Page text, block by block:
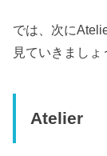
では、次に
見ていきましょ
Atelier